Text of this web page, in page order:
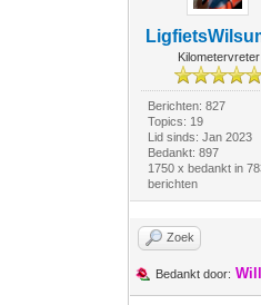
Kilometervreter
Berichten: 827
Topics: 19
Lid sinds: Jan 2023
Bedankt: 897
1750 x bedankt in
berichten
Zoek
Bedankt door: